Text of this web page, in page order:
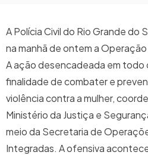
A Polícia Civil do Rio Grande do
na manhã de ontem a
A ação desencadeada em todo
finalidade de combater e
violência contra a mulher,
Ministério da Justiça e
meio da Secretaria de
Integradas. A ofensiva